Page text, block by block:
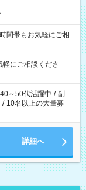
にご相談くださ
40～50代活躍中 / 副
/ 10名以上の大量募
詳細へ